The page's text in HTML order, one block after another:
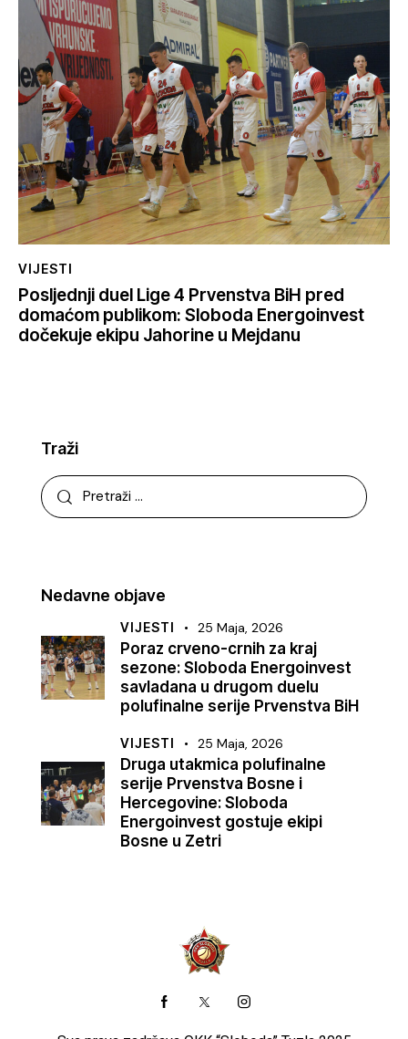
VIJESTI
Posljednji duel Lige 4 Prvenstva BiH pred
domaćom publikom: Sloboda Energoinvest
dočekuje ekipu Jahorine u Mejdanu
Traži
Nedavne objave
VIJESTI 25 Maja, 2026
Poraz crveno-crnih za kraj
sezone: Sloboda Energoinvest
savladana u drugom duelu
polufinalne serije Prvenstva BiH
VIJESTI 25 Maja, 2026
Druga utakmica polufinalne
serije Prvenstva Bosne i
Hercegovine: Sloboda
Energoinvest gostuje ekipi
Bosne u Zetri